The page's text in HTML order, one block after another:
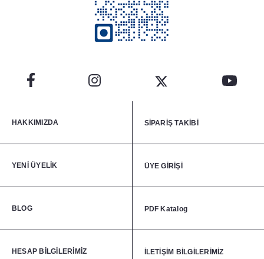
HAKKIMIZDA SİPARİŞ TAKİBİ
YENİ ÜYELİK ÜYE GİRİŞİ
BLOG PDF Katalog
HESAP BİLGİLERİMİZ İLETİŞİM BİLGİLERİMİZ